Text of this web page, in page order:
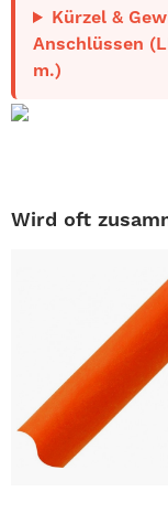
Kürzel &
Anschlüssen
m.)
Wird oft